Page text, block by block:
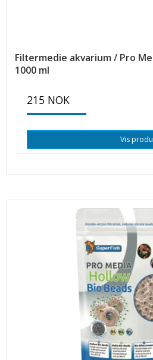
Filtermedie akvarium / Pro
1000 ml
215 NOK
Vis